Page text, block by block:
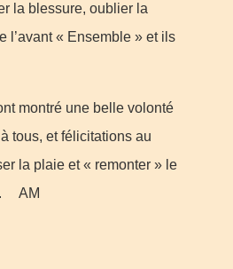
la blessure, oublier la
l’avant « Ensemble » et ils
montré une belle volonté
tous, et félicitations au
la plaie et « remonter » le
AM